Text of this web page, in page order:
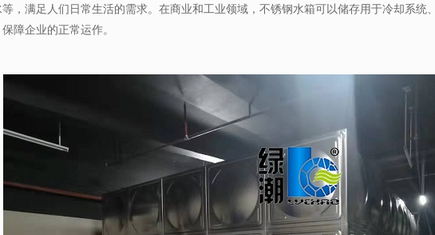
，满足人们日常生活的需求。在商业和工业领域，不锈钢水箱可以储存用于冷却系统
障企业的正常运作。